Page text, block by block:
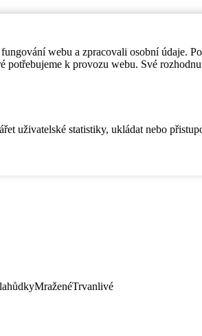
webu a zpracovali osobní údaje.
potřebujeme k provozu webu. Své
uživatelské statistiky, ukládat nebo
MraženéTrvanlivé